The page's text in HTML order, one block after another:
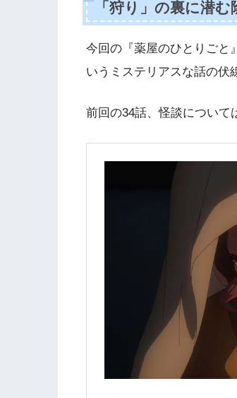
「狩り」の裏に潜
今回の『薬屋のひとりごと
いうミステリアスな話の伏
前回の34話、怪談について